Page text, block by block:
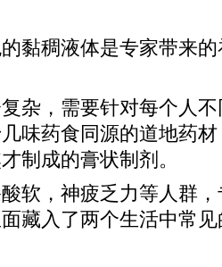
稠液体是专家带来的
，需要针对每个人不
味药食同源的道地药
制成的膏状制剂。
，神疲乏力等人群，
藏入了两个生活中常